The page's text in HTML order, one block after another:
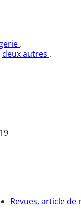
.
deux autres .
Revues, article de